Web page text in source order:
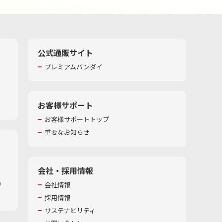
公式通販サイト
プレミアムバンダイ
お客様サポート
お客様サポートトップ
重要なお知らせ
会社・採用情報
会社情報
採用情報
サステナビリティ